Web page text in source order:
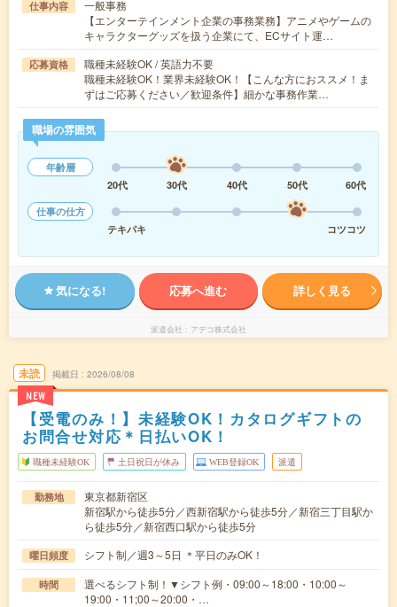
仕事内容
一般事務
【エンターテインメント企業の事務業務】アニメやゲームの
キャラクターグッズを扱う企業にて、ECサイト運…
応募資格
職種未経験OK / 英語力不要
職種未経験OK！業界未経験OK！【こんな方におススメ！ま
ずはご応募ください／歓迎条件】細かな事務作業…
職場の雰囲気
年齢層
20代
30代 40代 50代
60代
仕事の仕方
テキパキ
コツコツ
気になる! 応募へ進む 詳しく見る
派遣会社 アデコ株式会社
未読
NEW
掲載日 2026/08/08
【受電のみ！】未経験OK！カタログギフトの
お問合せ対応＊日払いOK！
職種未経験OK 土日祝日が休み WEB登録OK 派遣
勤務地
東京都新宿区
新宿駅から徒歩5分／西新宿駅から徒歩5分／新宿三丁目駅か
ら徒歩5分／新宿西口駅から徒歩5分
曜日頻度 シフト制／週3～5日 ＊平日のみOK！
時間
選べるシフト制！▼シフト例・09:00～18:00・10:00～
19:00・11;00～20:00・…